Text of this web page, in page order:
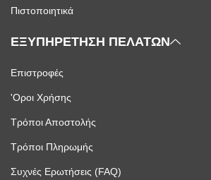
Πιστοποιητικά
ΕΞΥΠΗΡΕΤΗΣΗ ΠΕΛΑΤΩΝ
Επιστροφές
'Οροι Χρήσης
Τρόποι Αποστολής
Τρόποι Πληρωμής
Συχνές Ερωτήσεις (FAQ)